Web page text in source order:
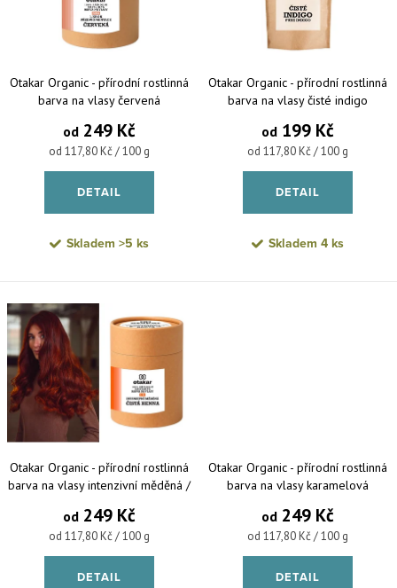
Otakar Organic - přírodní rostlinná
barva na vlasy červená
od 249 Kč
Měrná cena:
od 117,80 Kč / 100 g
DETAIL
Skladem >5 ks
Otakar Organic - přírodní rostlinná
barva na vlasy čisté indigo
od 199 Kč
Měrná cena:
od 117,80 Kč / 100 g
DETAIL
Skladem 4 ks
Otakar Organic - přírodní rostlinná
barva na vlasy intenzivní měděná /
od 249 Kč
Měrná cena:
od 117,80 Kč / 100 g
DETAIL
Otakar Organic - přírodní rostlinná
barva na vlasy karamelová
od 249 Kč
Měrná cena:
od 117,80 Kč / 100 g
DETAIL